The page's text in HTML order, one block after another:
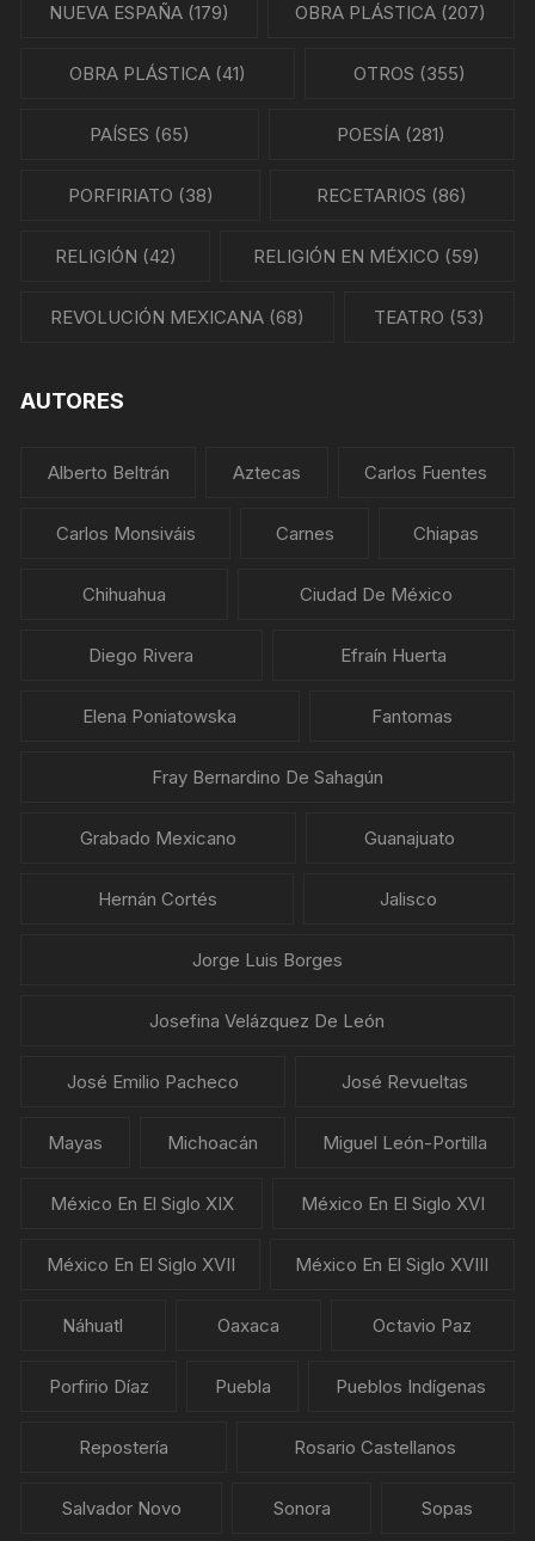
NUEVA ESPAÑA(179) OBRA PLÁSTICA (207)
OBRA PLÁSTICA (41) OTROS (355)
PAÍSES (65) POESÍA (281)
PORFIRIATO (38) RECETARIOS (86)
RELIGIÓN (42) RELIGIÓN EN MÉXICO (59)
REVOLUCIÓN MEXICANA (68) TEATRO (53)
AUTORES
Alberto Beltrán Aztecas Carlos Fuentes
Carlos Monsiváis Carnes Chiapas
Chihuahua Ciudad De México
Diego Rivera Efraín Huerta
Elena Poniatowska Fantomas
Fray Bernardino De Sahagún
Grabado Mexicano Guanajuato
Hernán Cortés Jalisco
Jorge Luis Borges
Josefina Velázquez De León
José Emilio Pacheco José Revueltas
Mayas Michoacán Miguel León-Portilla
México En El Siglo XIX México En El Siglo XVI
México En El Siglo XVII México En El Siglo XVIII
Náhuatl Oaxaca Octavio Paz
Porfirio Díaz Puebla Pueblos Indígenas
Repostería Rosario Castellanos
Salvador Novo Sonora Sopas